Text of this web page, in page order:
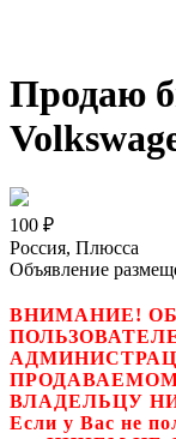
Продаю
100 ₽
Россия, Плюсса
Объявление
ВНИМАНИЕ!
ВЛАДЕЛЬЦУ
Если у Вас не